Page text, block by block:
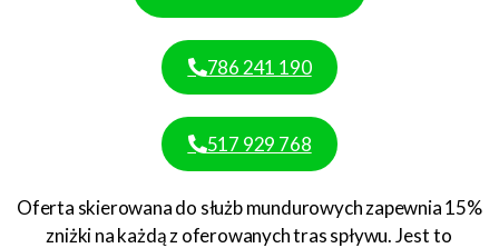
786 241 190
517 929 768
Oferta skierowana do służb mundurowych zapewnia 15%
zniżki na każdą z oferowanych tras spływu.Jest to